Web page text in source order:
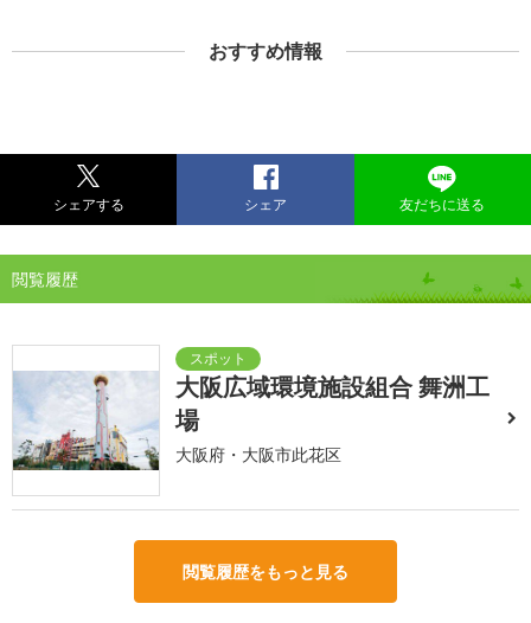
おすすめ情報
シェアする シェア 友だちに送る
閲覧履歴
大阪広域環境施設組合 舞洲工
場
大阪府・大阪市此花区
閲覧履歴をもっと見る